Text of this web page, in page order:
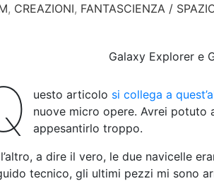
, CREAZIONI, FANTASCIENZA /
Galaxy Explorer e
uesto articolo si collega a
nuove micro opere. Avrei potuto
appesantirlo troppo.
a dire il vero, le due navicelle
tecnico, gli ultimi pezzi mi sono